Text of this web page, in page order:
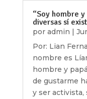
“Soy hombre
diversas sí
por admin |
Por: Lian
nombre es
hombre y
de gustarme
y ser activista,